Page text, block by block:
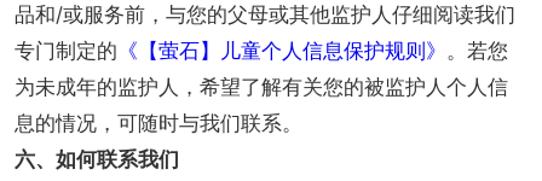
品和/或服务前，与您的父母或其他监护人仔细阅读我们
专门制定的 《 【萤石】儿童个人信息保护规则》 。若您
为未成年的监护人，希望了解有关您的被监护人个人信
息的情况，可随时与我们联系。
六、如何联系我们